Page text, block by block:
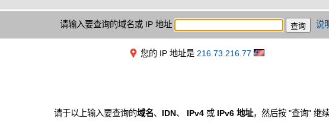
请输入要查询的域名或 IP 地址 说
您的 IP 地址是 216.73.216.77
请于以上输入要查询的域名、 IDN、 IPv4 或 IPv6 地址，然后按 "查询" 继续